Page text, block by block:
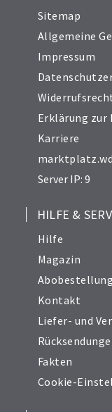
Sitemap
Allgemeine
Impressum
Erklärung
Karriere
Server IP: 9
HILFE &
Hilfe
Magazin
Kontakt
Liefer- und
Fakten
Cookie-